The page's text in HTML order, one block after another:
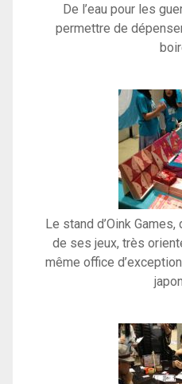
De l’eau pour les
permettre de
Le stand d’Oink Games,
de ses jeux, très
même office